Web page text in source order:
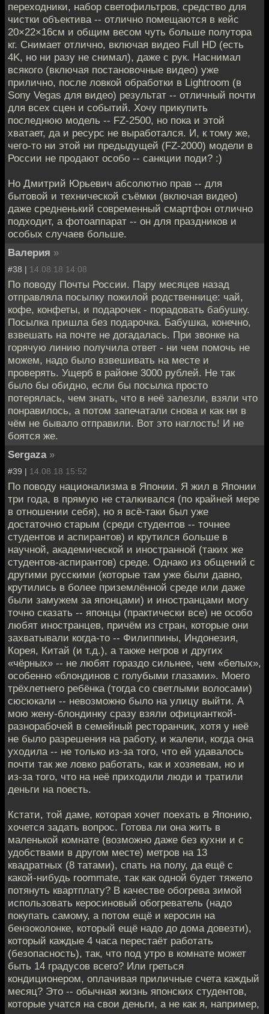
переходники, набор светофильтров, средство для
чистки объектива -- отлично помещаются в кейс
20×22×16см и общим весом чуть больше полутора
кг. Снимает отлично, включая видео Full HD (есть
4K, но ни разу не снимал), даже с рук. Наснимал
всякого (включая постановочные видео) уже
прилично, после ловкой обработки в Lightroom (в
Sony Vegas для видео) результат -- отличный почти
для всех сцен и событий. Хочу прикупить
последнюю модель -- FZ-2500, но пока и этой
хватает, да и ресурс не выработался. И, к тому же,
чего-то ни этой ни предыдущей (FZ-2000) модели в
России не продают особо -- санкции поди? :)
Но Дмитрий Юрьевич абсолютно прав -- для
бытовой и технической съёмки (включая видео)
даже средненький современный смартфон отлично
подходит, а фотоаппарат -- он для праздников и
особых случаев больше.
Валерия »
#38 | 14.08.18 14:08
По поводу Почты России. Пару месяцев назад
отправляла посылку пожилой родственнице: чай,
кофе, конфеты, и подарочек - порадовать бабушку.
Посылка пришла без подарочка. Бабушка, конечно,
взвешать на почте не догадалась. При звонке на
горячую линию получила ответ - ни чем помочь не
можем, надо было взвешивать на месте и
проверять. Ущерб в районе 3000 рублей. Не так
было бы обидно, если бы посылка просто
потерялась, чем знать, что в неё залезли, взяли что
понравилось, а потом запечатали снова и как ни в
чём не бывало отправили. Вот это наглость! И не
боятся же.
Sergaza »
#39 | 14.08.18 15:52
По поводу национализма в Японии. Я жил в Японии
три года, в прямую не сталкивался (по крайней мере
в отношении себя), но я всё-таки был уже
достаточно старым (среди студентов -- точнее
студентов и аспирантов) и крутился больше в
научной, академической и иностранной (таких же
студентов-аспирантов) среде. Однако из общений с
другими русскими (которые там уже были давно,
крутились в более приземлённой среде или даже
были замужем за японцами) и иностранцами могу
точно сказать -- японцы (практически все) не особо
любят иностранцев, причём из стран, которые они
захватывали когда-то -- Филиппины, Индонезия,
Корея, Китай (и т.д.), а также негров и других
«чёрных» -- не любят гораздо сильнее, чем «белых»,
особенно «блондинов с голубыми глазами». Моего
трёхлетнего ребёнка (тогда со светлыми волосами)
сюсюкали -- невозможно было на улицу выйти. А
мою жену-блондинку сразу взяли официанткой-
разнорабочей в семейный ресторанчик, хотя у неё
не было разрешения на работу, и жалели, когда она
уходила -- не только из-за того, что ей удавалось
почти так же ловко работать, как и хозяевам, но и
из-за того, что на неё приходили люди и тратили
деньги на поесть.
Кстати, той даме, которая хочет поехать в Японию,
хочется задать вопрос. Готова ли она жить в
маленькой комнате (возможно даже без кухни и с
удобствами в другом месте) метров на 13
квадратных (8 татами), спать на полу, да ещё с
какой-нибудь roommate, так как одной будет тяжело
потянуть квартплату? В качестве обогрева зимой
использовать керосиновый обогреватель (надо
покупать самому, а потом ещё и керосин на
бензоколонке, который ещё надо до дома довезти),
который каждые 4 часа перестаёт работать
(безопасность), так, что под утро в комнате может
быть 14 градусов всего? Или греться
кондиционером, оплачивая приличные счета каждый
месяц? Это -- обычная жизнь японских студентов,
которые учатся на свои деньги, а не как я, например,